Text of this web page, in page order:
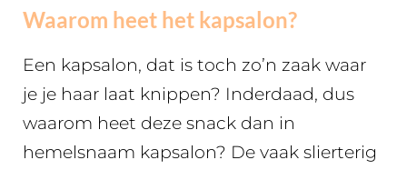
Waarom heet het kapsalon?
Een kapsalon, dat is toch zo’n zaak waar
je je haar laat knippen? Inderdaad, dus
waarom heet deze snack dan in
hemelsnaam kapsalon? De vaak slierterig